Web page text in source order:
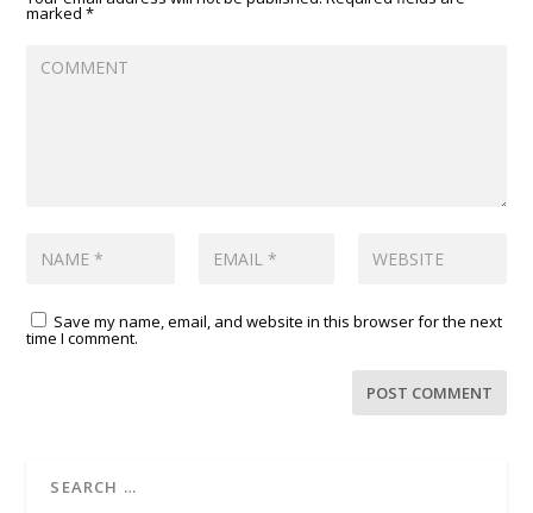
marked*
Save my name, email, and website in this browser for the next
time I comment.